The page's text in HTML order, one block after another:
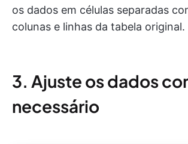
os dados em células separadas
colunas e linhas da tabela original.
3. Ajuste os dados
necessário